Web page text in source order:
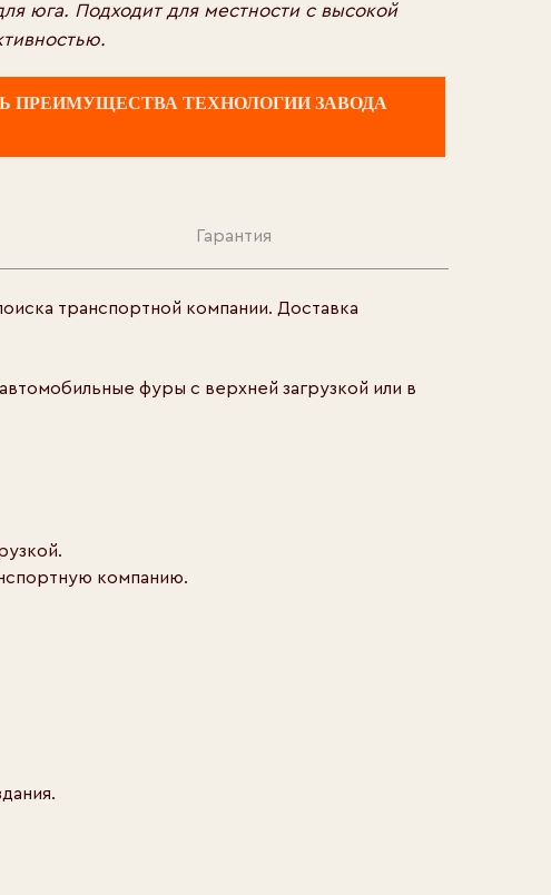
юга. Подходит для местности с высокой
ПРЕИМУЩЕСТВА ТЕХНОЛОГИИ ЗАВОДА
Гарантия
транспортной компании. Доставка
фуры с верхней загрузкой или в
компанию.